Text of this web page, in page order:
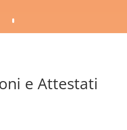
e Attestati